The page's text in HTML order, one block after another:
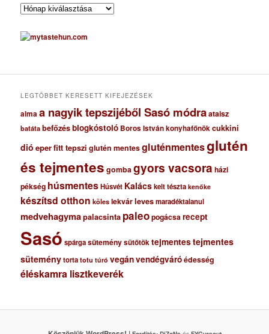
A
c
h
u
LEGTÖBBET KERESETT KIFEJEZÉSEK
almaa nagyik tepszijéből Sasó módraataisz
batáta befőzésblogkóstoló Boros István konyhafőnökcukkini
dió eperfitt tepszi glutén mentesgluténmentesglutén
és tejmentes gombagyors vacsora házi
pékség húsmentesHúsvét Kalácskelt tészta kenőke
készítsd otthon köles lekvárlevesmaradéktalanul
medvehagymapalacsinta paleopogácsa recept
Sasó spárgasüteménysütőtöktejmentestejmentes
süteménytorta totu túró vegánvendégváróédesség
éléskamra lisztkeverék